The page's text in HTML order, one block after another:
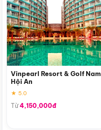
Vinpearl Resort & Golf Nam
Hội An
★ 5.0
Từ4,150,000đ